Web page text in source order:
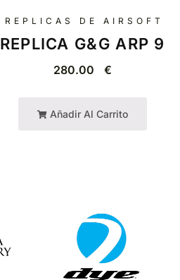
REPLICAS DE AIRSOFT
REPLICA G&G ARP 9
280.00 €
Añadir Al Carrito